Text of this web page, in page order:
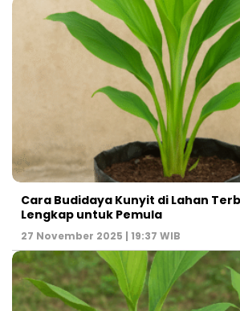
Cara Budidaya Kunyit di Lahan
Lengkap untuk Pemula
27 November 2025 | 19:37 WIB